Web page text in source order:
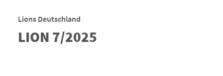
Lions Deutschland
LION 7/2025